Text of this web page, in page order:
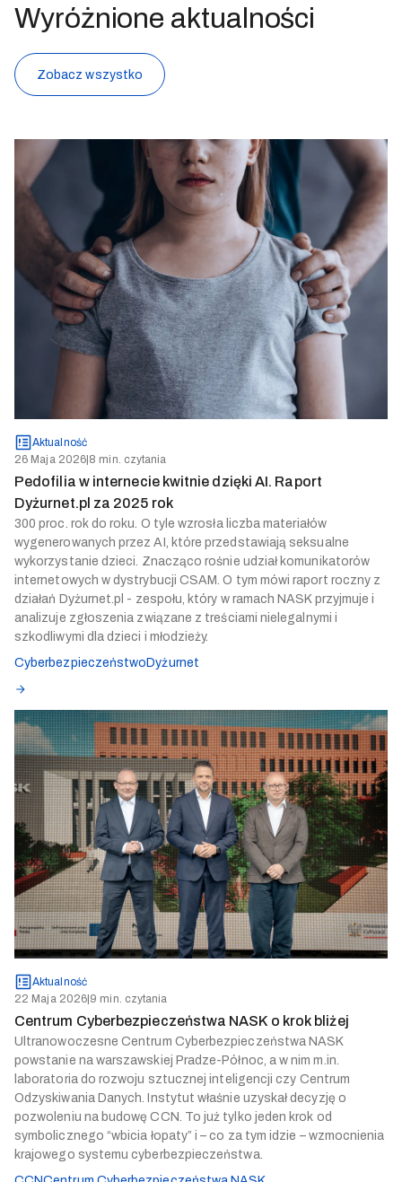
Wyróżnione aktualności
Zobacz wszystko
Aktualność
26 Maja 2026 8 min. czytania
Pedofilia w internecie kwitnie dzięki AI. Raport
Dyżurnet.pl za 2025 rok
300 proc. rok do roku. O tyle wzrosła liczba materiałów
wygenerowanych przez AI, które przedstawiają seksualne
wykorzystanie dzieci. Znacząco rośnie udział komunikatorów
internetowych w dystrybucji CSAM. O tym mówi raport roczny z
działań Dyżurnet.pl - zespołu, który w ramach NASK przyjmuje i
analizuje zgłoszenia związane z treściami nielegalnymi i
szkodliwymi dla dzieci i młodzieży.
Cyberbezpieczeństwo Dyżurnet
Aktualność
22 Maja 2026 9 min. czytania
Centrum Cyberbezpieczeństwa NASK o krok bliżej
Ultranowoczesne Centrum Cyberbezpieczeństwa NASK
powstanie na warszawskiej Pradze-Północ, a w nim m.in.
laboratoria do rozwoju sztucznej inteligencji czy Centrum
Odzyskiwania Danych. Instytut właśnie uzyskał decyzję o
pozwoleniu na budowę CCN. To już tylko jeden krok od
symbolicznego “wbicia łopaty” i – co za tym idzie – wzmocnienia
krajowego systemu cyberbezpieczeństwa.